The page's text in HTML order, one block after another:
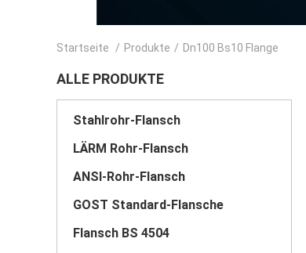
Startseite / Produkte / Dn100 Bs10 Flange
ALLE PRODUKTE
Stahlrohr-Flansch
LÄRM Rohr-Flansch
ANSI-Rohr-Flansch
GOST Standard-Flansche
Flansch BS 4504